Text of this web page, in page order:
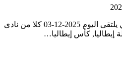
تفاصيل مباراة نابولي و كالياري يلتقى اليوم 2025-12-03 كلا من نادى
إيطاليا, كأس إيطاليا…